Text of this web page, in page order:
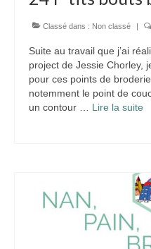
Classé dans : Non classé |
Suite au travail que j’ai
project de Jessie Chorley,
pour ces points de
notemment le point de
un contour … Lire la suite­­